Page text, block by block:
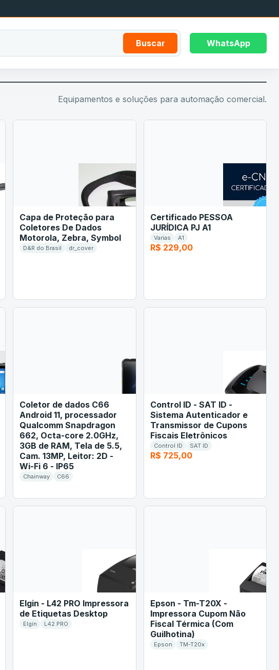
Buscar WhatsApp
Equipamentos e soluções para automação comercial.
Capa de Proteção para
Coletores De Dados
Motorola, Zebra, Symbol
D&R do Brasil dr_cover
Certificado PESSOA
JURÍDICA PJ A1
Varias A1
R$ 229,00
Coletor de dados C66
Android 11, processador
Qualcomm Snapdragon
662, Octa-core 2.0GHz,
3GB de RAM, Tela de 5.5,
Cam. 13MP, Leitor: 2D -
Wi-Fi 6 - IP65
Chainway C66
Control ID - SAT ID -
Sistema Autenticador e
Transmissor de Cupons
Fiscais Eletrônicos
Control ID SAT ID
R$ 725,00
Elgin - L42 PRO Impressora
de Etiquetas Desktop
Elgin L42 PRO
Epson - Tm-T20X -
Impressora Cupom Não
Fiscal Térmica (Com
Guilhotina)
Epson TM-T20x